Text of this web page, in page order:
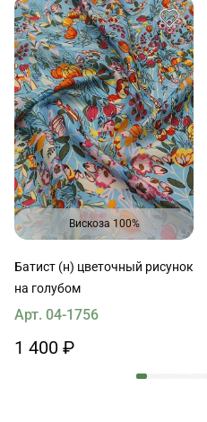
Вискоза 100%
Батист (н) цветочный рисунок
на голубом
Арт. 04-1756
1 400 ₽